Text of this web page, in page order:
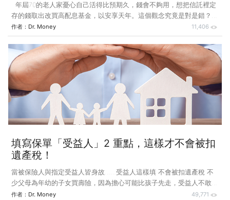
年屆70的老人家憂心自己活得比預期久，錢會不夠用，想把信託裡定
存的錢取出改買高配息基金，以安享天年。這個觀念究竟是對是錯？高
配息基金適合已退休的高齡長者嗎？ 有位中風的老太太住在安養機
構，由於唯一的女兒不理她，她又需要足夠的資金才能在機構裡度過餘
生，於是找我幫忙籌措。 我雖曾是金融服務業者，但已退休。透過協
助聯繫，年屆70的老太太把僅有房子賣了，得款850萬元辦理信託，將
資金分為幾筆到期日不同的定存，由信託定期支付機構費用，以及她每
月的零用金。 最近老人家又來找我幫忙，說是經過1年多，她的錢只剩
720萬元出頭，她的復健做得不錯，從眼歪嘴斜、半身不遂，康
作者： Dr. Money 11,406
填寫保單「受益人」2 重點，這樣才不會被扣
遺產稅！
當被保險人與指定受益人皆身故……受益人這樣填 不會被扣遺產稅 不
少父母為年幼的子女買壽險，因為擔心可能比孩子先走，受益人不敢指
定自己，而是填寫「法定繼承人」，以避免保險金變成遺產被課遺產
作者： Dr. Money 49,771